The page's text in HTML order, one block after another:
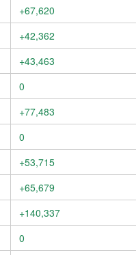
+67,620
+42,362
+43,463
0
+77,483
0
+53,715
+65,679
+140,337
0